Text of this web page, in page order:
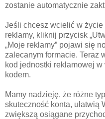
zostanie automatycznie
Jeśli chcesz wcielić w
reklamy, kliknij przycisk
„Moje reklamy” pojawi się
zalecanym formacie. Teraz
kod jednostki reklamowej
kodem.
Mamy nadzieję, że różne
skuteczność konta, ułatwią
zwiększą osiągane